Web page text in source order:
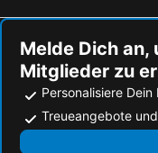
Sunray
House Mistral
Charming Stone House
Aqua Marine
Porto Carras Meliton
Melde Dich
Mitglieder zu
Personalisiere Dein
Treueangebote